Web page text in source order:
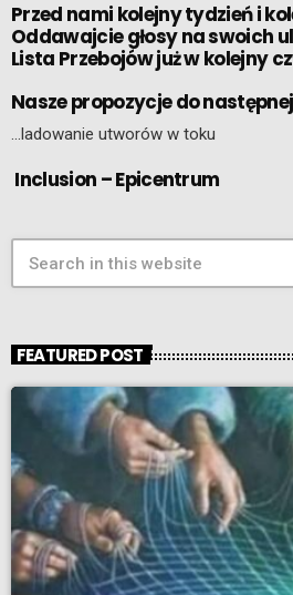
Przed nami kolejny tydzień i
Oddawajcie głosy na swoich
Lista Przebojów już w kolejny
Nasze propozycje do
…ladowanie utworów w toku
Inclusion – Epicentrum
FEATURED POST